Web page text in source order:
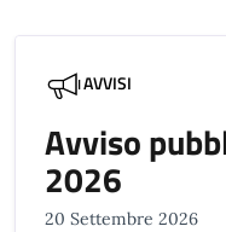
AVVISI
Avviso
2026
20 Settembre 2026